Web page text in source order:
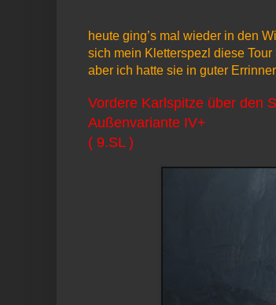
heute ging’s mal wieder in den
sich mein Kletterspezl diese
aber ich hatte sie in guter
Vordere Karlspitze über den
Außenvariante IV+
( 9.SL )